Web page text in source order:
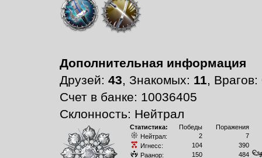
Дополнительная информация
Друзей: 43, Знакомых: 11, Врагов:
Счет в банке: 10036405
Склонность: Нейтрал
Статистика: Победы
Поражения
Нейтрал:
2
7
Игнесс:
104
390
Раанор:
150
484